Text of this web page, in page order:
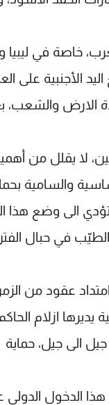
خاصة في ليبيا
الأجنبية على
الارض والشعب،
لا يقلل من
الاهداف الاساسية والسامية
الى وضع هذا
الطيّب في حبال
عقود من
ازلام
الى جيل، حماية
هذا الدخول الدولي